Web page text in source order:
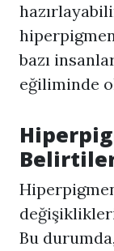
bazı
eğiliminde
Bu